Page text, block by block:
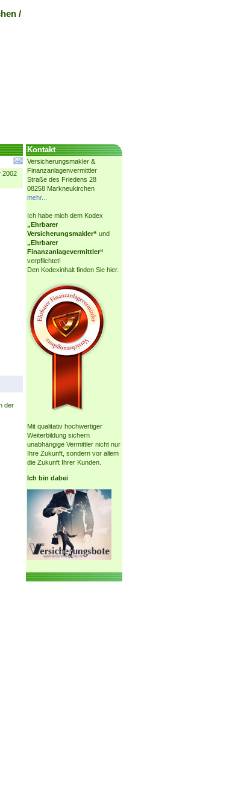
/
2002
der
Kontakt
Versicherungsmakler &
Finanzanlagenvermittler
Straße des Friedens 28
08258 Markneukirchen
mehr...
Ich habe mich dem Kodex
„Ehrbarer
Versicherungsmakler“ und
„Ehrbarer
Finanzanlagevermittler“
verpflichtet!
Den Kodexinhalt finden Sie hier.
Mit qualitativ hochwertiger
Weiterbildung sichern
unabhängige Vermittler nicht nur
Ihre Zukunft, sondern vor allem
die Zukunft Ihrer Kunden.
Ich bin dabei